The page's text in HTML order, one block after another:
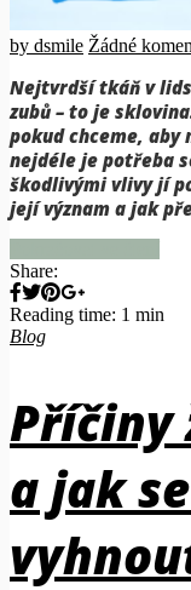
by dsmile Žádné
Nejtvrdší tkáň v
zubů – to je
pokud chceme, aby
nejdéle je potřeba
škodlivými vlivy jí
její význam a jak
Share:
Reading time: 1 min
Blog
Příčiny
a jak